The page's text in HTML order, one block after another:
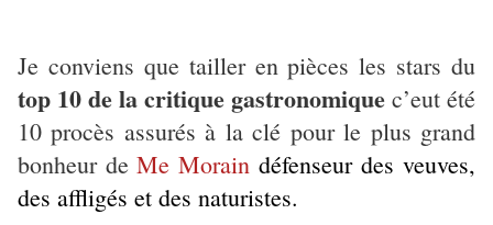
Je conviens que tailler en pièces les stars du
top 10 de la critique gastronomique c’eut été
10 procès assurés à la clé pour le plus grand
bonheur deMe Morain défenseur des veuves,
des affligés et des naturistes.